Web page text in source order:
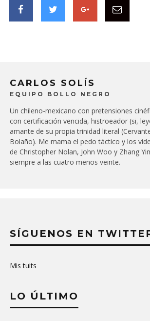
CARLOS SOLÍS
EQUIPO BOLLO NEGRO
Un chileno-mexicano con pretensiones
con certificación vencida, histroeador (si,
amante de su propia trinidad literal
Bolaño). Me mama el pedo táctico y los
de Christopher Nolan, John Woo y Zhang
siempre a las cuatro menos veinte.
SÍGUENOS EN
Mis tuits
LO ÚLTIMO